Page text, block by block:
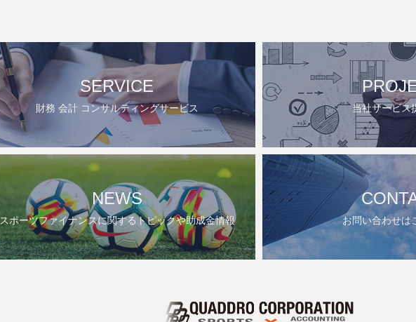
SERVICE
財務 会計 コンサルティングサービス 当社サービス
NEWS
スポーツファイナンスに関するトピックや助成金情報 お問い合わせは